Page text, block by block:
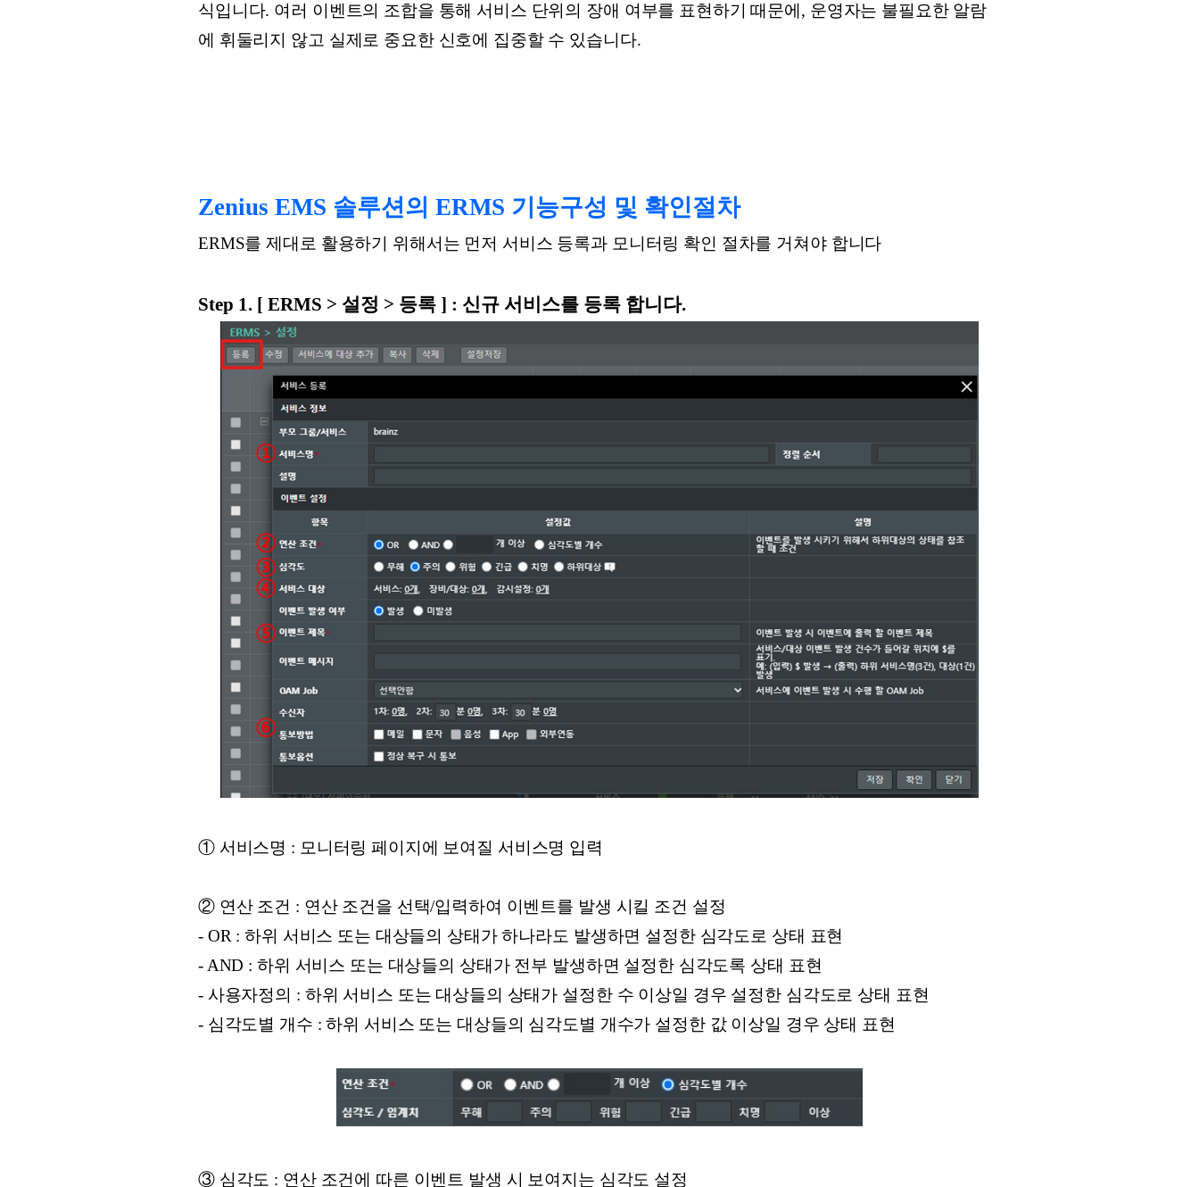
식입니다. 여러 이벤트의 조합을 통해 서비스 단위의 장애 여부를 표현하기 때문에, 운영자는 불필요한 알람
에 휘둘리지 않고 실제로 중요한 신호에 집중할 수 있습니다.
Zenius EMS 솔루션의 ERMS 기능구성 및 확인절차
ERMS를 제대로 활용하기 위해서는 먼저 서비스 등록과 모니터링 확인 절차를 거쳐야 합니다
Step 1. [ ERMS > 설정 > 등록 ] : 신규 서비스를 등록 합니다.
① 서비스명 : 모니터링 페이지에 보여질 서비스명 입력
② 연산 조건 : 연산 조건을 선택/입력하여 이벤트를 발생 시킬 조건 설정
- OR : 하위 서비스 또는 대상들의 상태가 하나라도 발생하면 설정한 심각도로 상태 표현
- AND : 하위 서비스 또는 대상들의 상태가 전부 발생하면 설정한 심각도록 상태 표현
- 사용자정의 : 하위 서비스 또는 대상들의 상태가 설정한 수 이상일 경우 설정한 심각도로 상태 표현
- 심각도별 개수 : 하위 서비스 또는 대상들의 심각도별 개수가 설정한 값 이상일 경우 상태 표현
③ 심각도 : 연산 조건에 따른 이벤트 발생 시 보여지는 심각도 설정